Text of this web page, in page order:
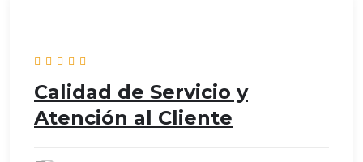
Calidad de Servicio y
Atención al Cliente